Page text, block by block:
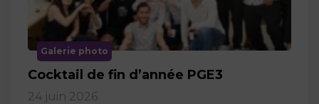
Galerie photo
Cocktail de fin d’année PGE3
24 juin 2026